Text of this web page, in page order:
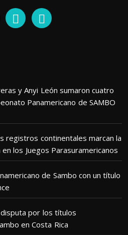
y Anyi León sumaron cuatro
Panamericano de SAMBO
registros continentales marcan la
los Juegos Parasuramericanos
de Sambo con un título
por los títulos
en Costa Rica